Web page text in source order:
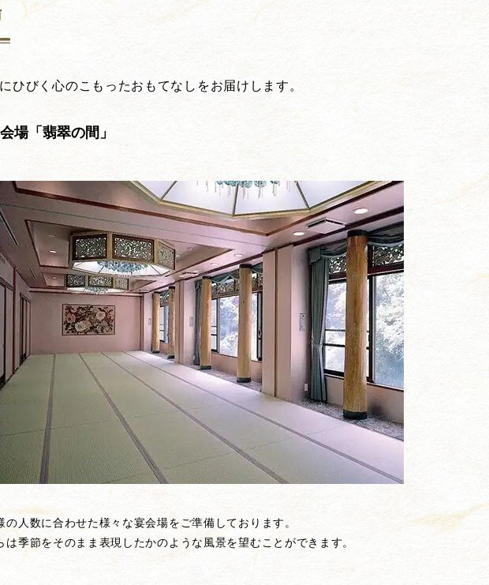
びく心のこもったおもてなしをお届けします。
場「翡翠の間」
の人数に合わせた様々な宴会場をご準備しております。
は季節をそのまま表現したかのような風景を望むことができます。